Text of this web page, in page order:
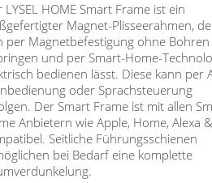
LYSEL HOME Smart Frame ist ein
Magnet-Plisseerahmen,
per Magnetbefestigung ohne Bohren
und per Smart-Home-
bedienen lässt. Diese kann per
oder Sprachsteuerung
Der Smart Frame ist mit allen
Anbietern wie Apple, Home, Alexa
Seitliche Führungsschienen
bei Bedarf eine komplette